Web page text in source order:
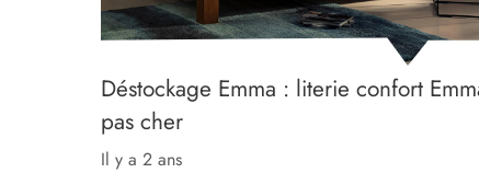
Déstockage Emma : literie confort
pas cher
il y a 2 ans